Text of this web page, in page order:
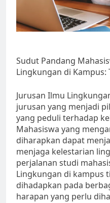
Sudut Pandang
Lingkungan di
Jurusan Ilmu
jurusan yang menjadi
yang peduli terhadap
Mahasiswa yang
diharapkan dapat
menjaga kelestarian
perjalanan studi
Lingkungan di kampus
dihadapkan pada
harapan yang perlu